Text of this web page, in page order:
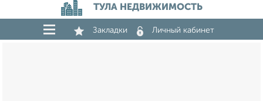
ТУЛА НЕДВИЖИМОСТЬ
Закладки Личный кабинет